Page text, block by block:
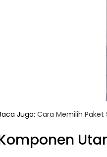
Juga: Cara Memilih Paket